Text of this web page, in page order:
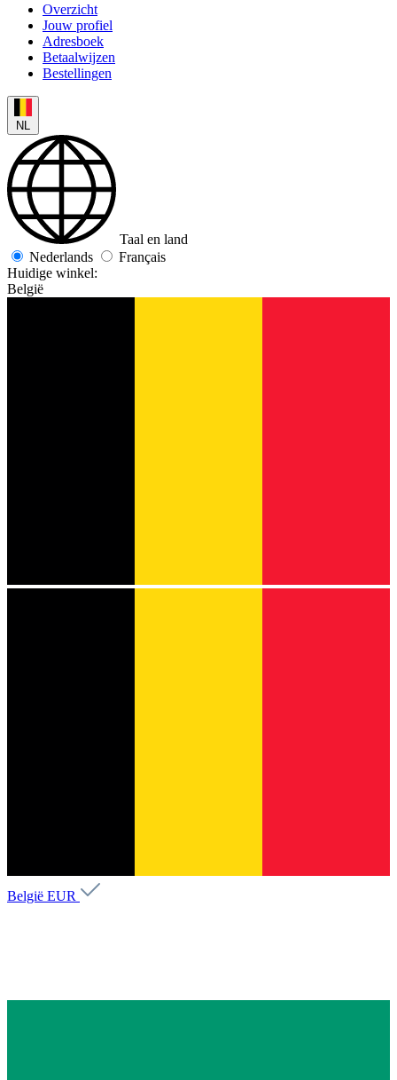
Overzicht
Jouw profiel
Adresboek
Betaalwijzen
Bestellingen
NL
Taal en land
Nederlands
Français
Huidige winkel:
België
België EUR